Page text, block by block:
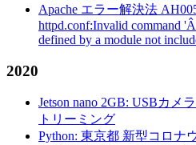
Apache エラー解決法
httpd.conf:Invalid command
defined by a module not
2020
Jetson nano 2GB: USBカメ
トリーミング
Python: 東京都 新型コロナ